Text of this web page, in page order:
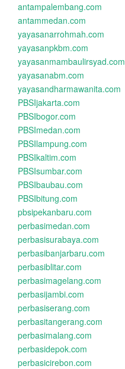
antampalembang.com
antammedan.com
yayasanarrohmah.com
yayasanpkbm.com
yayasanmambaulirsyad.com
yayasanabm.com
yayasandharmawanita.com
PBSIjakarta.com
PBSIbogor.com
PBSImedan.com
PBSIlampung.com
PBSIkaltim.com
PBSIsumbar.com
PBSIbaubau.com
PBSIbitung.com
pbsipekanbaru.com
perbasimedan.com
perbasisurabaya.com
perbasibanjarbaru.com
perbasiblitar.com
perbasimagelang.com
perbasijambi.com
perbasiserang.com
perbasitangerang.com
perbasimalang.com
perbasidepok.com
perbasicirebon.com